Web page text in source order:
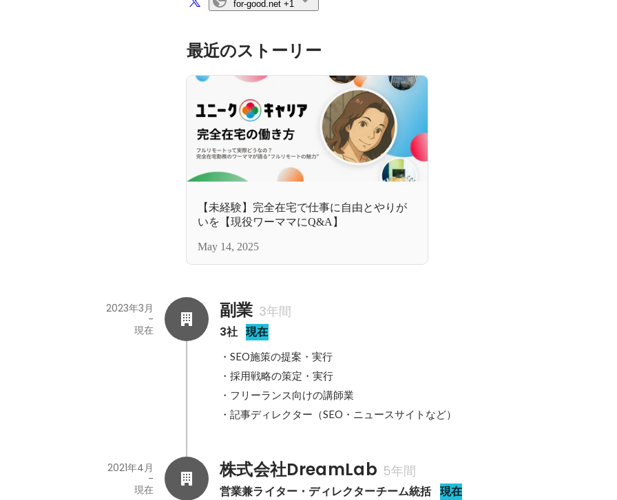
for-good.net+1
最近のストーリー
【未経験】完全在宅で仕事に自由とやりが
いを【現役ワーママにQ&A】
May 14, 2025
副業 3年間
3社 現在
2023年3月
-
現在
・SEO施策の提案・実行
・採用戦略の策定・実行
・フリーランス向けの講師業
株式会社DreamLab 5年間
営業兼ライター・ディレクターチーム統括 現在
2021年4月
-
現在